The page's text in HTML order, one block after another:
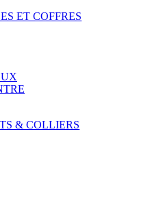
ET COFFRES
& COLLIERS